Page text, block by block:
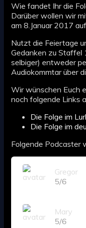
Wie fandet Ihr die
Darüber wollen wir
am 8.Januar 2017
Nutzt die Feiertage
Gedanken zu Staffel
selbiger) entweder
Audiokommtar über
Wir wünschen Euch
noch folgende Links
Die Folge im
Die Folge im
Folgende Podcaster
Gregor
5/6
Mary
5/6